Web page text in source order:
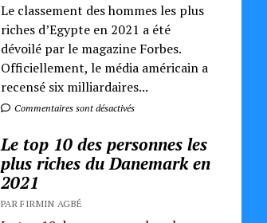
Le classement des hommes les plus
riches d’Egypte en 2021 a été
dévoilé par le magazine Forbes.
Officiellement, le média américain a
recensé six milliardaires...
Commentaires sont désactivés
Le top 10 des personnes les
plus riches du Danemark en
2021
PAR FIRMIN AGBÉ